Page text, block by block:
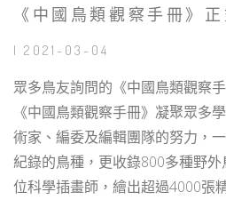
《中國鳥類觀察手冊》
| 2021-03-04
眾多鳥友詢問的《中國鳥類觀察
《中國鳥類觀察手冊》凝聚眾多
術家、編委及編輯團隊的努力，
紀錄的鳥種，更收錄800多種野
位科學插畫師，繪出超過4000張